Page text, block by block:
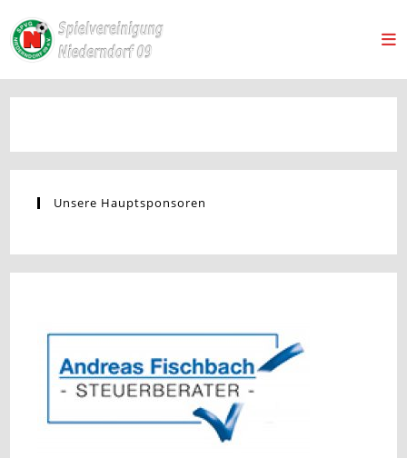
Unsere Hauptsponsoren